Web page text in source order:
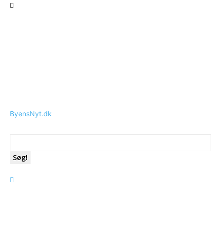
ByensNyt.dk
Søg!